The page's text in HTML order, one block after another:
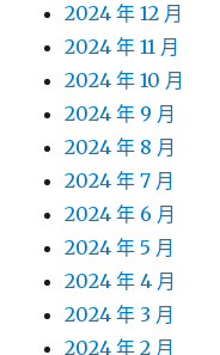
2024 年 12 月
2024 年 11 月
2024 年 10 月
2024 年 9 月
2024 年 8 月
2024 年 7 月
2024 年 6 月
2024 年 5 月
2024 年 4 月
2024 年 3 月
2024 年 2 月